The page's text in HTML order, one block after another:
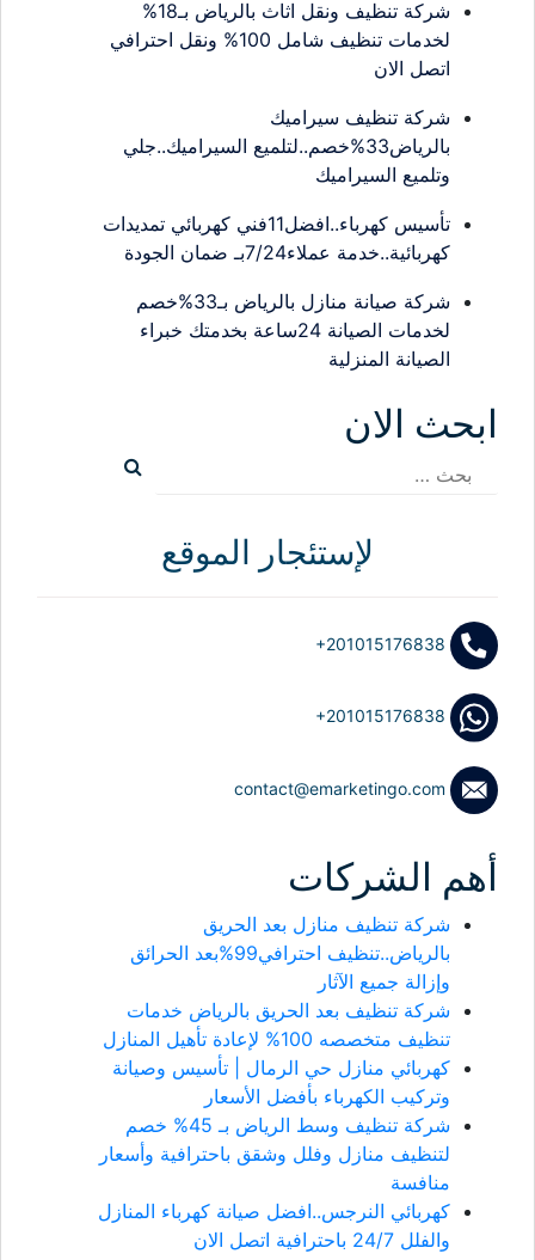
شركة تنظيف ونقل اثاث بالرياض بـ18%
لخدمات تنظيف شامل 100% ونقل احترافي
اتصل الان
شركة تنظيف سيراميك
بالرياض33%خصم..لتلميع السيراميك..جلي
وتلميع السيراميك
تأسيس كهرباء..افضل11فني كهربائي تمديدات
كهربائية..خدمة عملاء7/24بـ ضمان الجودة
شركة صيانة منازل بالرياض بـ33%خصم
لخدمات الصيانة 24ساعة بخدمتك خبراء
الصيانة المنزلية
ابحث الان
البحث
لإستئجار الموقع
+201015176838
+201015176838
contact@emarketingo.com
أهم الشركات
شركة تنظيف منازل بعد الحريق
بالرياض..تنظيف احترافي99%بعد الحرائق
وإزالة جميع الآثار
شركة تنظيف بعد الحريق بالرياض خدمات
تنظيف متخصصه 100% لإعادة تأهيل المنازل
كهربائي منازل حي الرمال | تأسيس وصيانة
وتركيب الكهرباء بأفضل الأسعار
شركة تنظيف وسط الرياض بـ 45% خصم
لتنظيف منازل وفلل وشقق باحترافية وأسعار
منافسة
كهربائي النرجس..افضل صيانة كهرباء المنازل
والفلل 24/7 باحترافية اتصل الان